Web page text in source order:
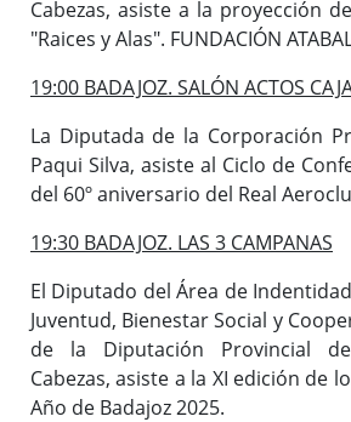
Cabezas, asiste a la proyección
"Raices y Alas". FUNDACIÓN
19:00 BADAJOZ. SALÓN ACTOS
La Diputada de la Corporación
Paqui Silva, asiste al Ciclo de
del 60º aniversario del Real
19:30 BADAJOZ. LAS 3 CAMPANAS
El Diputado del Área de
Juventud, Bienestar Social y
de la Diputación Provincial
Cabezas, asiste a la XI edición de
Año de Badajoz 2025.